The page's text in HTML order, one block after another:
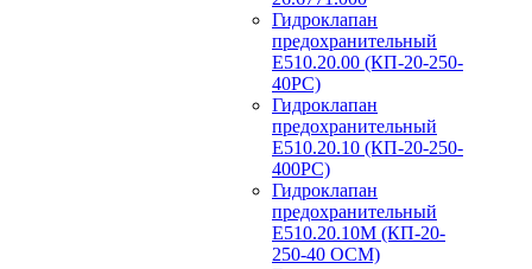
Гидроклапан
предохранительный
Е510.20.00 (КП-20-250-
40РС)
Гидроклапан
предохранительный
Е510.20.10 (КП-20-250-
400РС)
Гидроклапан
предохранительный
Е510.20.10М (КП-20-
250-40 ОСМ)